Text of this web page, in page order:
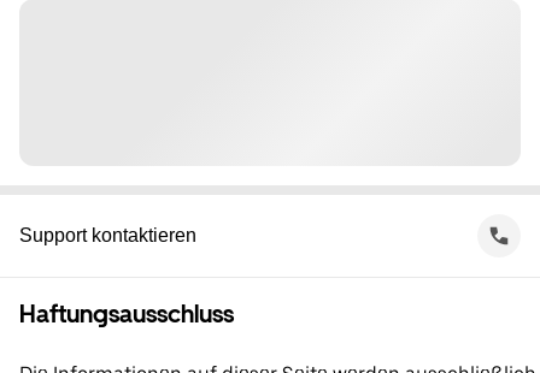
Support kontaktieren
Haftungsausschluss